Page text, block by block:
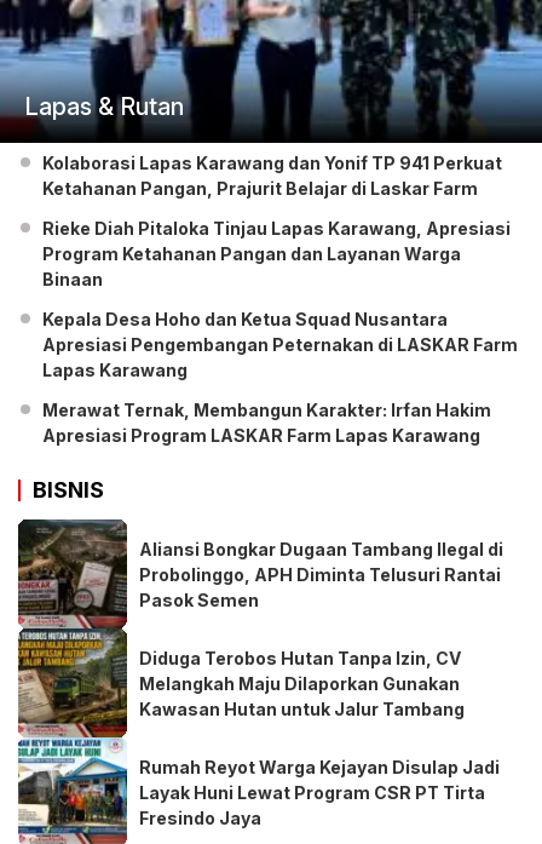
Lapas & Rutan
Kolaborasi Lapas Karawang dan Yonif TP 941 Perkuat
Ketahanan Pangan, Prajurit Belajar di Laskar Farm
Rieke Diah Pitaloka Tinjau Lapas Karawang, Apresiasi
Program Ketahanan Pangan dan Layanan Warga
Binaan
Kepala Desa Hoho dan Ketua Squad Nusantara
Apresiasi Pengembangan Peternakan di LASKAR Farm
Lapas Karawang
Merawat Ternak, Membangun Karakter: Irfan Hakim
Apresiasi Program LASKAR Farm Lapas Karawang
BISNIS
Aliansi Bongkar Dugaan Tambang Ilegal di
Probolinggo, APH Diminta Telusuri Rantai
Pasok Semen
Diduga Terobos Hutan Tanpa Izin, CV
Melangkah Maju Dilaporkan Gunakan
Kawasan Hutan untuk Jalur Tambang
Rumah Reyot Warga Kejayan Disulap Jadi
Layak Huni Lewat Program CSR PT Tirta
Fresindo Jaya